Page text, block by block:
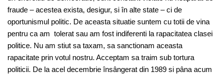
fraude – acestea exista, desigur, si în alte state – ci de
oportunismul politic. De aceasta situatie suntem cu totii de vina
pentru ca am tolerat sau am fost indiferenti la rapacitatea clasei
politice. Nu am stiut sa taxam, sa sanctionam aceasta
rapacitate prin votul nostru. Acceptam sa traim sub tortura
politicii. De la acel decembrie însângerat din 1989 si pâna acum